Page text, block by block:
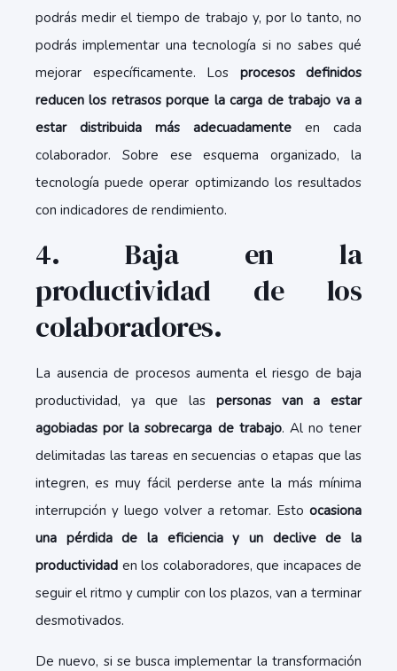
podrás medir el tiempo de trabajo y, por lo tanto, no
podrás implementar una tecnología si no sabes qué
mejorar específicamente. Los procesos definidos
reducen los retrasos porque la carga de trabajo va a
estar distribuida más adecuadamente en cada
colaborador. Sobre ese esquema organizado, la
tecnología puede operar optimizando los resultados
con indicadores de rendimiento.
4. Baja en la
productividad de los
colaboradores.
La ausencia de procesos aumenta el riesgo de baja
productividad, ya que las personas van a estar
agobiadas por la sobrecarga de trabajo. Al no tener
delimitadas las tareas en secuencias o etapas que las
integren, es muy fácil perderse ante la más mínima
interrupción y luego volver a retomar. Esto ocasiona
una pérdida de la eficiencia y un declive de la
productividad en los colaboradores, que incapaces de
seguir el ritmo y cumplir con los plazos, van a terminar
desmotivados.
De nuevo, si se busca implementar la transformación